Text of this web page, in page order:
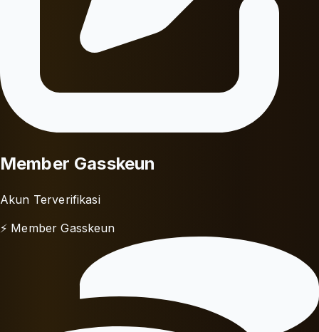
Member Gasskeun
Akun Terverifikasi
⚡ Member Gasskeun